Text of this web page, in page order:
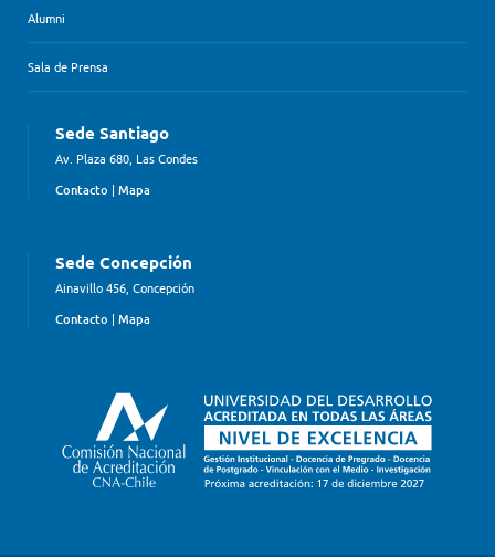
Alumni
Sala de Prensa
Sede Santiago
Av. Plaza 680, Las Condes
Contacto | Mapa
Sede Concepción
Ainavillo 456, Concepción
Contacto | Mapa